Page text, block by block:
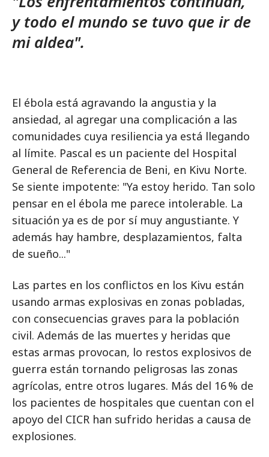
y todo el mundo se tuvo que ir de
mi aldea".
El ébola está agravando la angustia y la
ansiedad, al agregar una complicación a las
comunidades cuya resiliencia ya está llegando
al límite. Pascal es un paciente del Hospital
General de Referencia de Beni, en Kivu Norte.
Se siente impotente: "Ya estoy herido. Tan solo
pensar en el ébola me parece intolerable. La
situación ya es de por sí muy angustiante. Y
además hay hambre, desplazamientos, falta
de sueño..."
Las partes en los conflictos en los Kivu están
usando armas explosivas en zonas pobladas,
con consecuencias graves para la población
civil. Además de las muertes y heridas que
estas armas provocan, lo restos explosivos de
guerra están tornando peligrosas las zonas
agrícolas, entre otros lugares. Más del 16 % de
los pacientes de hospitales que cuentan con el
apoyo del CICR han sufrido heridas a causa de
explosiones.